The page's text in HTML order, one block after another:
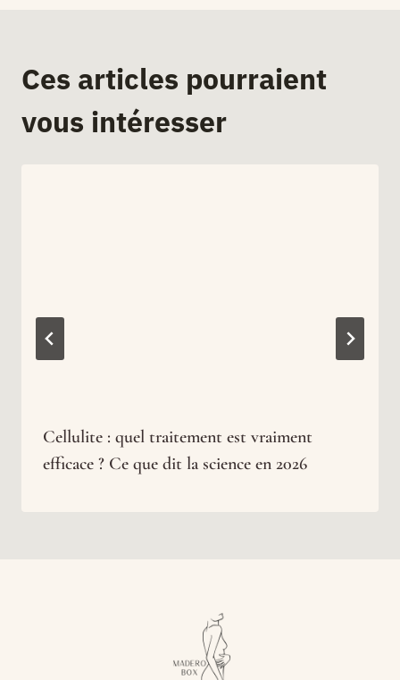
Ces articles pourraient
vous intéresser
Cellulite : quel traitement est vraiment
efficace ? Ce que dit la science en 2026